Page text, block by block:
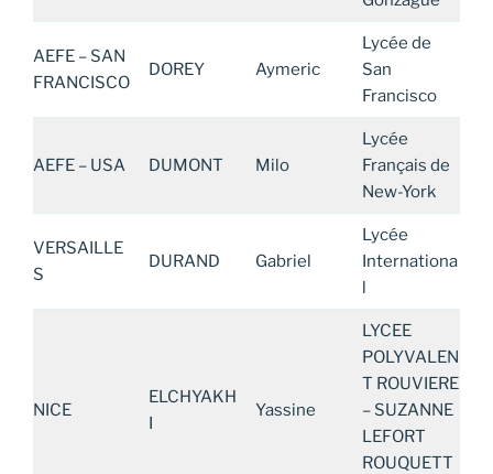
AEFE – SAN
FRANCISCO
DOREY Aymeric
Lycée de
San
Francisco
AEFE – USA DUMONT Milo
Lycée
Français de
New-York
VERSAILLE
S
DURAND Gabriel
Lycée
Internationa
l
NICE
ELCHYAKH
I
Yassine
LYCEE
POLYVALEN
T ROUVIERE
– SUZANNE
LEFORT
ROUQUETT